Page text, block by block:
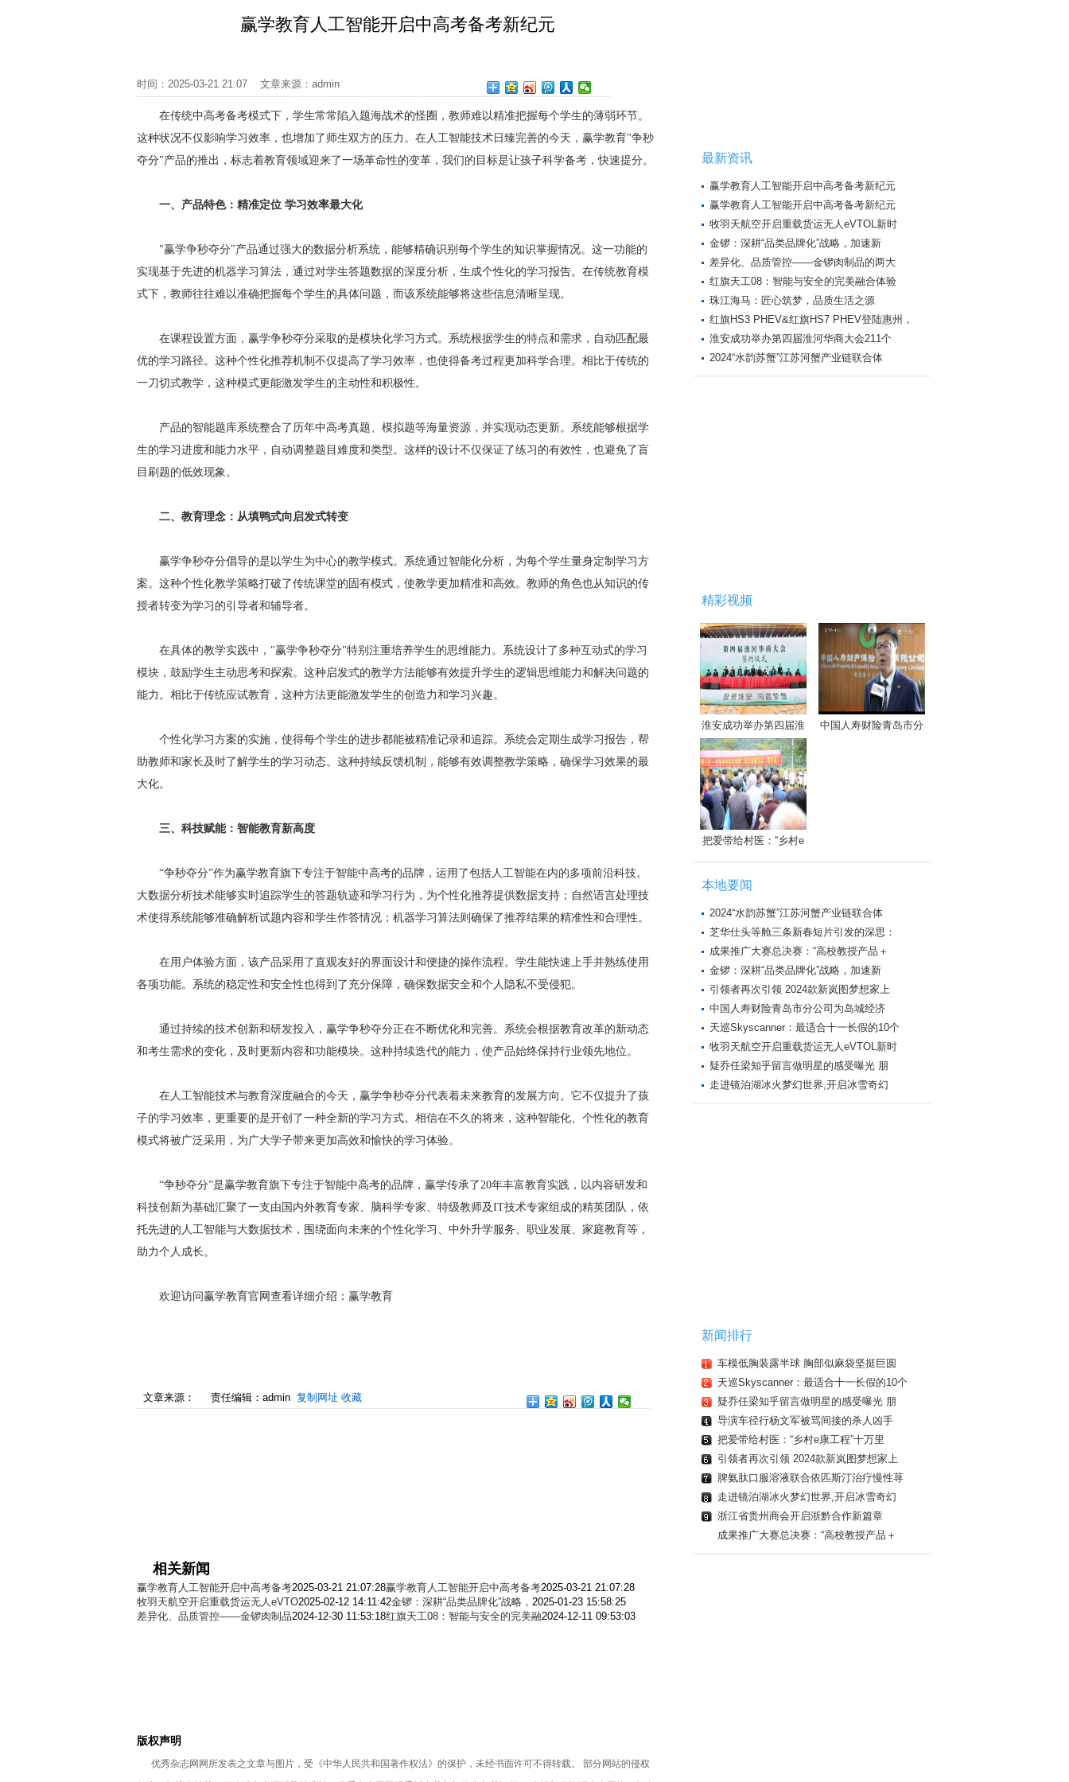
赢学教育人工智能开启中高考备考新纪元
时间：2025-03-21 21:07 文章来源：admin
在传统中高考备考模式下，学生常常陷入题海战术的怪圈，教师难以精准把握每个学生的薄弱环节。
这种状况不仅影响学习效率，也增加了师生双方的压力。在人工智能技术日臻完善的今天， 赢学教育"争秒
夺分"产品的推出，标志着教育领域迎来了一场革命性的变革，我们的目标是让孩子科学备考，快速提分。
一、产品特色：精准定位 学习效率最大化
"赢学争秒夺分"产品通过强大的数据分析系统，能够精确识别每个学生的知识掌握情况。这一功能的
实现基于先进的机器学习算法，通过对学生答题数据的深度分析，生成个性化的学习报告。在传统教育模
式下，教师往往难以准确把握每个学生的具体问题，而该系统能够将这些信息清晰呈现。
在课程设置方面，赢学争秒夺分采取的是模块化学习方式。系统根据学生的特点和需求，自动匹配最
优的学习路径。这种个性化推荐机制不仅提高了学习效率，也使得备考过程更加科学合理。相比于传统的
一刀切式教学，这种模式更能激发学生的主动性和积极性。
产品的智能题库系统整合了历年中高考真题、模拟题等海量资源，并实现动态更新。系统能够根据学
生的学习进度和能力水平，自动调整题目难度和类型。这样的设计不仅保证了练习的有效性，也避免了盲
目刷题的低效现象。
二、教育理念：从填鸭式向启发式转变
赢学争秒夺分倡导的是以学生为中心的教学模式。系统通过智能化分析，为每个学生量身定制学习方
案。这种个性化教学策略打破了传统课堂的固有模式，使教学更加精准和高效。教师的角色也从知识的传
授者转变为学习的引导者和辅导者。
在具体的教学实践中，"赢学争秒夺分"特别注重培养学生的思维能力。系统设计了多种互动式的学习
模块，鼓励学生主动思考和探索。这种启发式的教学方法能够有效提升学生的逻辑思维能力和解决问题的
能力。相比于传统应试教育，这种方法更能激发学生的创造力和学习兴趣。
个性化学习方案的实施，使得每个学生的进步都能被精准记录和追踪。系统会定期生成学习报告，帮
助教师和家长及时了解学生的学习动态。这种持续反馈机制，能够有效调整教学策略，确保学习效果的最
大化。
三、科技赋能：智能教育新高度
“争秒夺分”作为赢学教育旗下专注于智能中高考的品牌，运用了包括人工智能在内的多项前沿科技。
大数据分析技术能够实时追踪学生的答题轨迹和学习行为，为个性化推荐提供数据支持；自然语言处理技
术使得系统能够准确解析试题内容和学生作答情况；机器学习算法则确保了推荐结果的精准性和合理性。
在用户体验方面，该产品采用了直观友好的界面设计和便捷的操作流程。学生能快速上手并熟练使用
各项功能。系统的稳定性和安全性也得到了充分保障，确保数据安全和个人隐私不受侵犯。
通过持续的技术创新和研发投入，赢学争秒夺分正在不断优化和完善。系统会根据教育改革的新动态
和考生需求的变化，及时更新内容和功能模块。这种持续迭代的能力，使产品始终保持行业领先地位。
在人工智能技术与教育深度融合的今天，赢学争秒夺分代表着未来教育的发展方向。它不仅提升了孩
子的学习效率，更重要的是开创了一种全新的学习方式。相信在不久的将来，这种智能化、个性化的教育
模式将被广泛采用，为广大学子带来更加高效和愉快的学习体验。
“争秒夺分”是赢学教育旗下专注于智能中高考的品牌，赢学传承了20年丰富教育实践，以内容研发和
科技创新为基础汇聚了一支由国内外教育专家、脑科学专家、特级教师及IT技术专家组成的精英团队，依
托先进的人工智能与大数据技术，围绕面向未来的个性化学习、中外升学服务、职业发展、家庭教育等，
助力个人成长。
欢迎访问赢学教育官网查看详细介绍： 赢学教育
文章来源： 责任编辑：admin 复制网址 收藏
相关新闻
赢学教育人工智能开启中高考备考2025-03-21 21:07:28赢学教育人工智能开启中高考备考2025-03-21 21:07:28
牧羽天航空开启重载货运无人eVTO2025-02-12 14:11:42金锣：深耕“品类品牌化”战略， 2025-01-23 15:58:25
差异化、品质管控——金锣肉制品2024-12-30 11:53:18红旗天工08：智能与安全的完美融2024-12-11 09:53:03
版权声明
优秀杂志网网所发表之文章与图片，受《中华人民共和国著作权法》的保护，未经书面许可不得转载。 部分网站的侵权
最新资讯
赢学教育人工智能开启中高考备考新纪元
赢学教育人工智能开启中高考备考新纪元
牧羽天航空开启重载货运无人eVTOL新时
金锣：深耕“品类品牌化”战略，加速新
差异化、品质管控——金锣肉制品的两大
红旗天工08：智能与安全的完美融合体验
珠江海马：匠心筑梦，品质生活之源
红旗HS3 PHEV&红旗HS7 PHEV登陆惠州，
淮安成功举办第四届淮河华商大会211个
2024“水韵苏蟹”江苏河蟹产业链联合体
精彩视频
淮安成功举办第四届淮 中国人寿财险青岛市分
把爱带给村医：“乡村e
本地要闻
2024“水韵苏蟹”江苏河蟹产业链联合体
芝华仕头等舱三条新春短片引发的深思：
成果推广大赛总决赛：“高校教授产品＋
金锣：深耕“品类品牌化”战略，加速新
引领者再次引领 2024款新岚图梦想家上
中国人寿财险青岛市分公司为岛城经济
天巡Skyscanner：最适合十一长假的10个
牧羽天航空开启重载货运无人eVTOL新时
疑乔任梁知乎留言做明星的感受曝光 朋
走进镜泊湖冰火梦幻世界,开启冰雪奇幻
新闻排行
车模低胸装露半球 胸部似麻袋坚挺巨圆
天巡Skyscanner：最适合十一长假的10个
疑乔任梁知乎留言做明星的感受曝光 朋
导演车径行杨文军被骂间接的杀人凶手
把爱带给村医：“乡村e康工程”十万里
引领者再次引领 2024款新岚图梦想家上
脾氨肽口服溶液联合依匹斯汀治疗慢性荨
走进镜泊湖冰火梦幻世界,开启冰雪奇幻
浙江省贵州商会开启浙黔合作新篇章
成果推广大赛总决赛：“高校教授产品＋